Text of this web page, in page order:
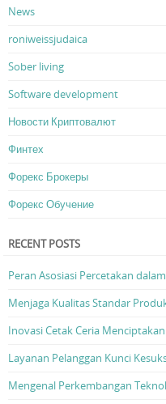
News
roniweissjudaica
Sober living
Software development
Новости Криптовалют
Финтех
Форекс Брокеры
Форекс Обучение
RECENT POSTS
Peran Asosiasi Percetakan
Menjaga Kualitas Standar
Inovasi Cetak Ceria
Layanan Pelanggan Kunci
Mengenal Perkembangan